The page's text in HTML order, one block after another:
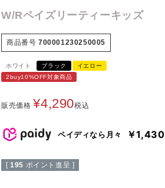
W/Rペイズリーティーキッズ
商品番号 700001230250005
ホワイト ブラック
イエロー
2buy10%OFF対象商品
販売価格 ¥4,290税込
ペイディなら月々 ￥1,430
[ 195 ポイント進呈 ]